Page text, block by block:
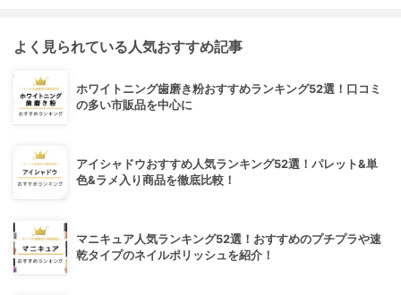
よく見られている人気おすすめ記事
ホワイトニング歯磨き粉おすすめランキング52選！口コミ
の多い市販品を中心に
アイシャドウおすすめ人気ランキング52選！パレット&単
色&ラメ入り商品を徹底比較！
マニキュア人気ランキング52選！おすすめのプチプラや速
乾タイプのネイルポリッシュを紹介！